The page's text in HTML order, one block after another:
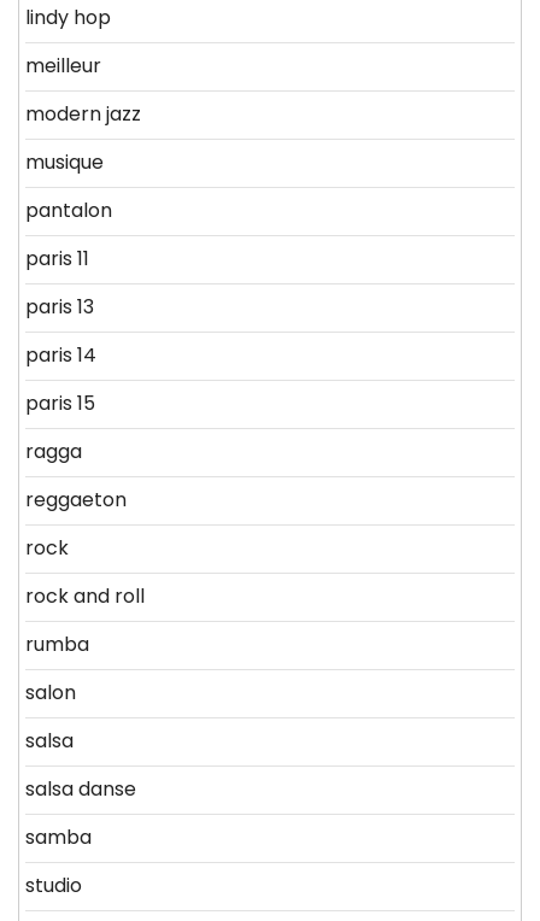
lindy hop
meilleur
modern jazz
musique
pantalon
paris 11
paris 13
paris 14
paris 15
ragga
reggaeton
rock
rock and roll
rumba
salon
salsa
salsa danse
samba
studio